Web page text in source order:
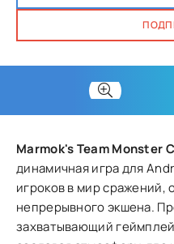
Marmok's Team Monster
динамичная игра для
игроков в мир сражений,
непрерывного экшена.
захватывающий